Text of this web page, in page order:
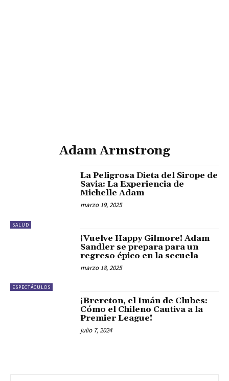
Adam Armstrong
SALUD
La Peligrosa Dieta del Sirope de
Savia: La Experiencia de
Michelle Adam
marzo 19, 2025
ESPECTÁCULOS
¡Vuelve Happy Gilmore! Adam
Sandler se prepara para un
regreso épico en la secuela
marzo 18, 2025
¡Brereton, el Imán de Clubes:
Cómo el Chileno Cautiva a la
Premier League!
julio 7, 2024